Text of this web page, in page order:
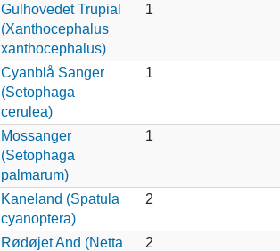
Gulhovedet Trupial
(Xanthocephalus
xanthocephalus)
1
Cyanblå Sanger
(Setophaga
cerulea)
1
Mossanger
(Setophaga
palmarum)
1
Kaneland (Spatula
cyanoptera)
2
Rødøjet And (Netta
2